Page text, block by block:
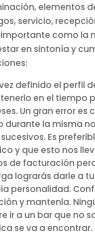
elementos
servicio,
como la
en sintonía y
definido el perfil
en el tiempo
Un gran error es
durante la misma
Es
y que esto nos
de facturación
lograrás darle a
personalidad.
y mantenla.
ir a un bar que no
se va a encontrar.